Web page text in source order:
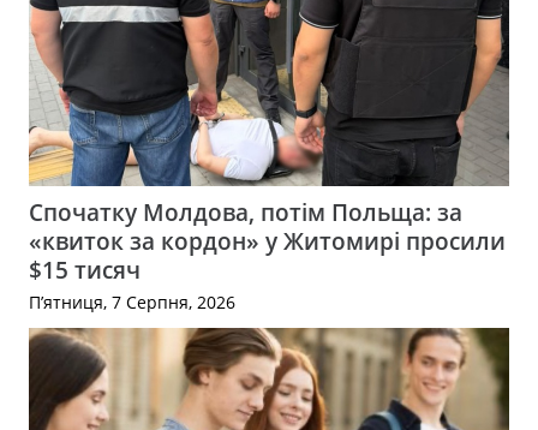
Спочатку Молдова, потім Польща: за
«квиток за кордон» у Житомирі просили
$15 тисяч
П’ятниця, 7 Серпня, 2026